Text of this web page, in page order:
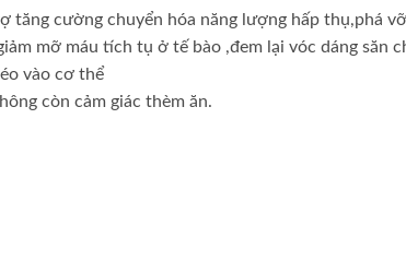
tăng cường chuyển hóa năng lượng hấp thụ,phá
mỡ máu tích tụ ở tế bào ,đem lại vóc dáng săn
vào cơ thể
còn cảm giác thèm ăn.